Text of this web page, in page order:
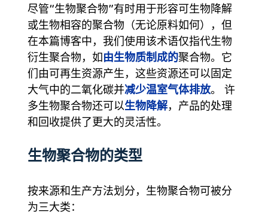
尽管“生物聚合物”有时用于形容可生物降解
或生物相容的聚合物（无论原料如何），但
在本篇博客中，我们使用该术语仅指代生物
衍生聚合物，如由生物质制成的聚合物。它
们由可再生资源产生，这些资源还可以固定
大气中的二氧化碳并减少温室气体排放。 许
多生物聚合物还可以生物降解，产品的处理
和回收提供了更大的灵活性。
生物聚合物的类型
按来源和生产方法划分，生物聚合物可被分
为三大类：